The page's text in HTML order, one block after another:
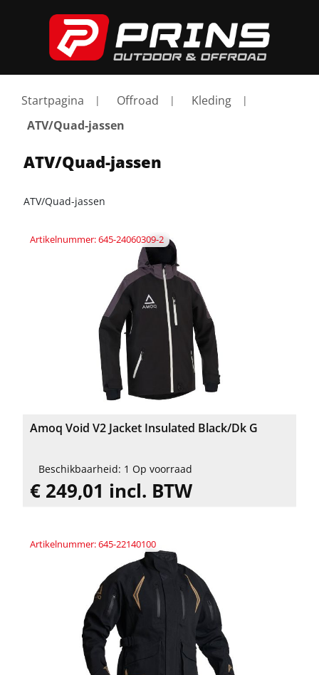
Startpagina Offroad
Kleding
ATV/Quad-jassen
ATV/Quad-jassen
ATV/Quad-jassen
Artikelnummer: 645-24060309-2
Amoq Void V2 Jacket Insulated Black/Dk G
Beschikbaarheid: 1 Op voorraad
€ 249,01 incl. BTW
Artikelnummer: 645-22140100